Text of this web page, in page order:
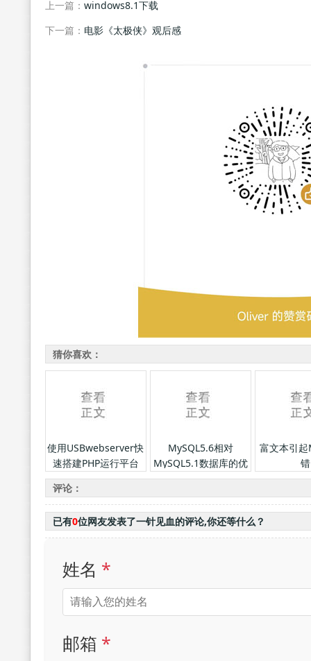
上一篇： windows8.1下载
下一篇： 电影《太极侠》观后感
猜你喜欢：
使用USBwebserver快
速搭建PHP运行平台
MySQL5.6相对
MySQL5.1数据库的优
势和好在哪里？
富文本引起
错
评论：
已有0位网友发表了一针见血的评论,你还等什么？
姓名 *
邮箱 *